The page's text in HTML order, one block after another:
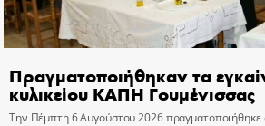
Πραγματοποιήθηκαν τα
κυλικείου ΚΑΠΗ Γουμένισσας
Την Πέμπτη 6 Αυγούστου 2026 πραγματοποιήθηκε